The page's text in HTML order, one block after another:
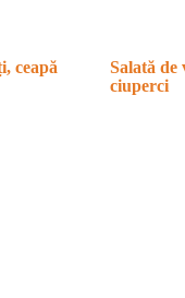
ceapă
Salată de
ciuperci